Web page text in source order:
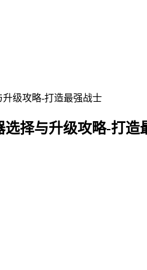
选择与升级攻略-打造